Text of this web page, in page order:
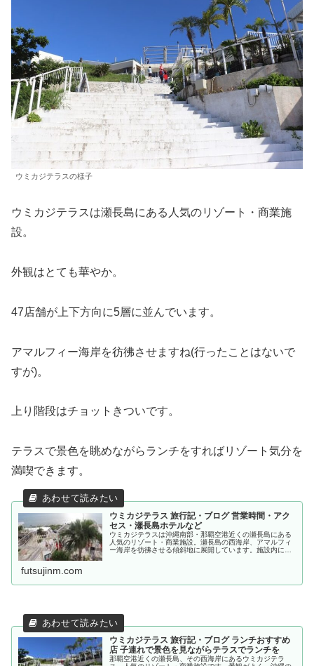
ウミカジテラスの様子
ウミカジテラスは瀬長島にある人気のリゾート・商業施
設。
外観はとても華やか。
47店舗が上下方向に5層に並んでいます。
アマルフィー海岸を彷彿させますね(行ったことはないで
すが)。
上り階段はチョットきついです。
テラスで景色を眺めながらランチをすればリゾート気分を
満喫できます。
ウミカジテラス 旅行記・ブログ 営業時間・アク
セス・瀬長島ホテルなど
ウミカジテラスは沖縄南部・那覇空港近くの瀬長島にある
人気のリゾート・商業施設。瀬長島の西海岸、アマルフィ
ー海岸を彷彿させる傾斜地に展開しています。施設内には
futsujinm.com
ウミカジテラス 旅行記・ブログ ランチおすすめ
店 子連れで景色を見ながらテラスでランチを
那覇空港近くの瀬長島、その西海岸にあるウミカジテラ